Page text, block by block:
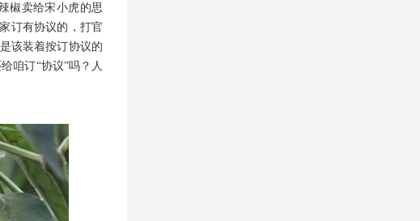
椒卖给宋小虎的思
订有协议的，打官
该装着按订协议的
咱订“协议”吗？人